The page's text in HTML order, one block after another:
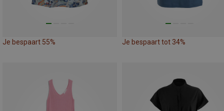
Je bespaart 55% Je bespaart tot 34%